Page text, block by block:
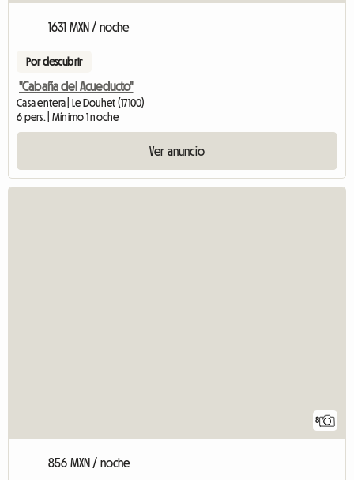
1631 MXN / noche
Por descubrir
"Cabaña del Acueducto"
Casa entera | Le Douhet (17100)
6 pers. | Mínimo 1 noche
Ver anuncio
8
856 MXN / noche